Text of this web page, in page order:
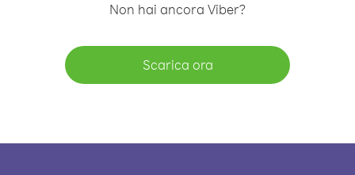
Non hai ancora Viber?
Scarica ora